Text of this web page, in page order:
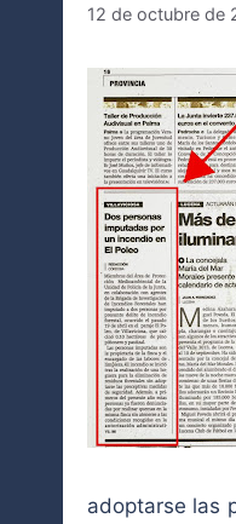
12 de octubre de
adoptarse las